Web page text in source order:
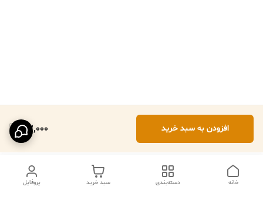
102,000 افزودن به سبد خرید
پروفایل سبد خرید دسته‌بندی خانه